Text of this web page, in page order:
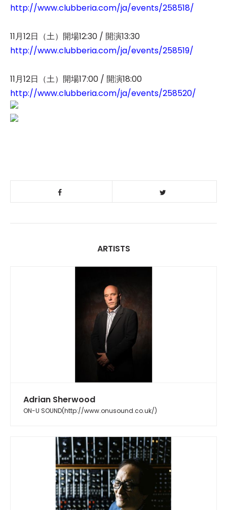
http://www.clubberia.com/ja/events/258518/
11月12日（土）開場12:30 / 開演13:30
http://www.clubberia.com/ja/events/258519/
11月12日（土）開場17:00 / 開演18:00
http://www.clubberia.com/ja/events/258520/
ARTISTS
Adrian Sherwood
ON-U SOUND(http://www.onusound.co.uk/)